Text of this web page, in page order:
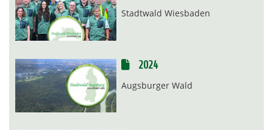
Stadtwald Wiesbaden
2024
Augsburger Wald